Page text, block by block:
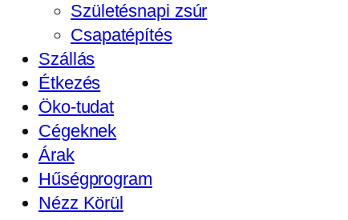
Születésnapi zsúr
Csapatépítés
Szállás
Étkezés
Öko-tudat
Cégeknek
Árak
Hűségprogram
Nézz Körül